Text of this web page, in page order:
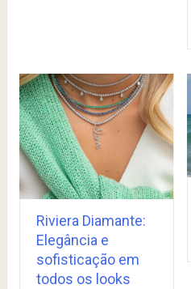
Riviera Diamante:
Elegância e
sofisticação em
todos os looks